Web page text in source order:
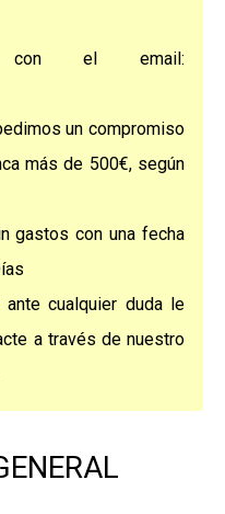
con el email:
un compromiso
más de 500€, según
gastos con una fecha
cualquier duda le
a través de nuestro